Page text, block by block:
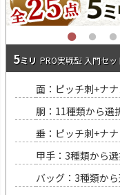
5 PRO実戦型 入門
面：ピッチ刺+ナ
胴：11種類から選
垂：ピッチ刺+ナ
甲手：3種類から
バッグ：3種類か